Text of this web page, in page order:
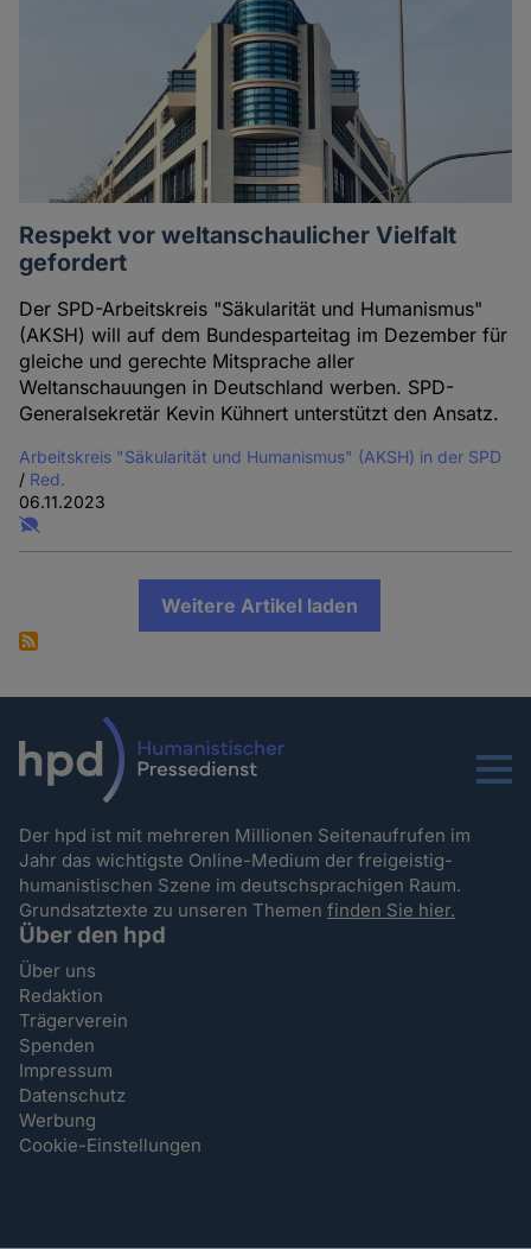
Respekt vor weltanschaulicher Vielfalt
gefordert
Der SPD-Arbeitskreis "Säkularität und Humanismus"
(AKSH) will auf dem Bundesparteitag im Dezember für
gleiche und gerechte Mitsprache aller
Weltanschauungen in Deutschland werben. SPD-
Generalsekretär Kevin Kühnert unterstützt den Ansatz.
Arbeitskreis "Säkularität und Humanismus" (AKSH) in der SPD
/ Red.
06.11.2023
Weitere Artikel laden
Menu
Der hpd ist mit mehreren Millionen Seitenaufrufen im
Jahr das wichtigste Online-Medium der freigeistig-
humanistischen Szene im deutschsprachigen Raum.
Grundsatztexte zu unseren Themenfinden Sie hier.
Über den hpd
Über uns
Redaktion
Trägerverein
Spenden
Impressum
Datenschutz
Werbung
Cookie-Einstellungen